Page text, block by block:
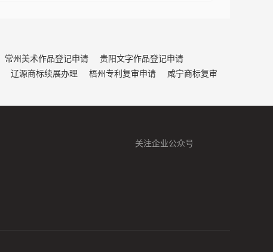
常州美术作品登记申请
贵阳文字作品登记申请
辽源商标续展办理 梧州专利复审申请
咸宁商标复审
关注企业公众号